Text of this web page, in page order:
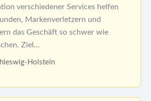
verschiedener Services helfen
Markenverletzern und
das Geschäft so schwer wie
Ziel…
Holstein